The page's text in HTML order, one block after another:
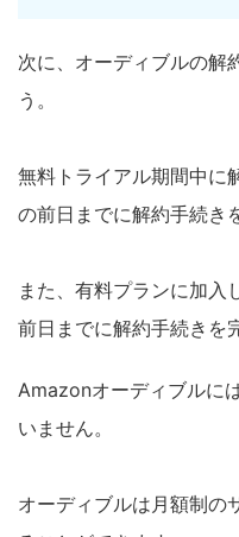
次に、オーディブルの解
う。
無料トライアル期間中に
の前日までに解約手続き
また、有料プランに加入
前日までに解約手続きを
Amazonオーディブルに
いません。
オーディブルは月額制の